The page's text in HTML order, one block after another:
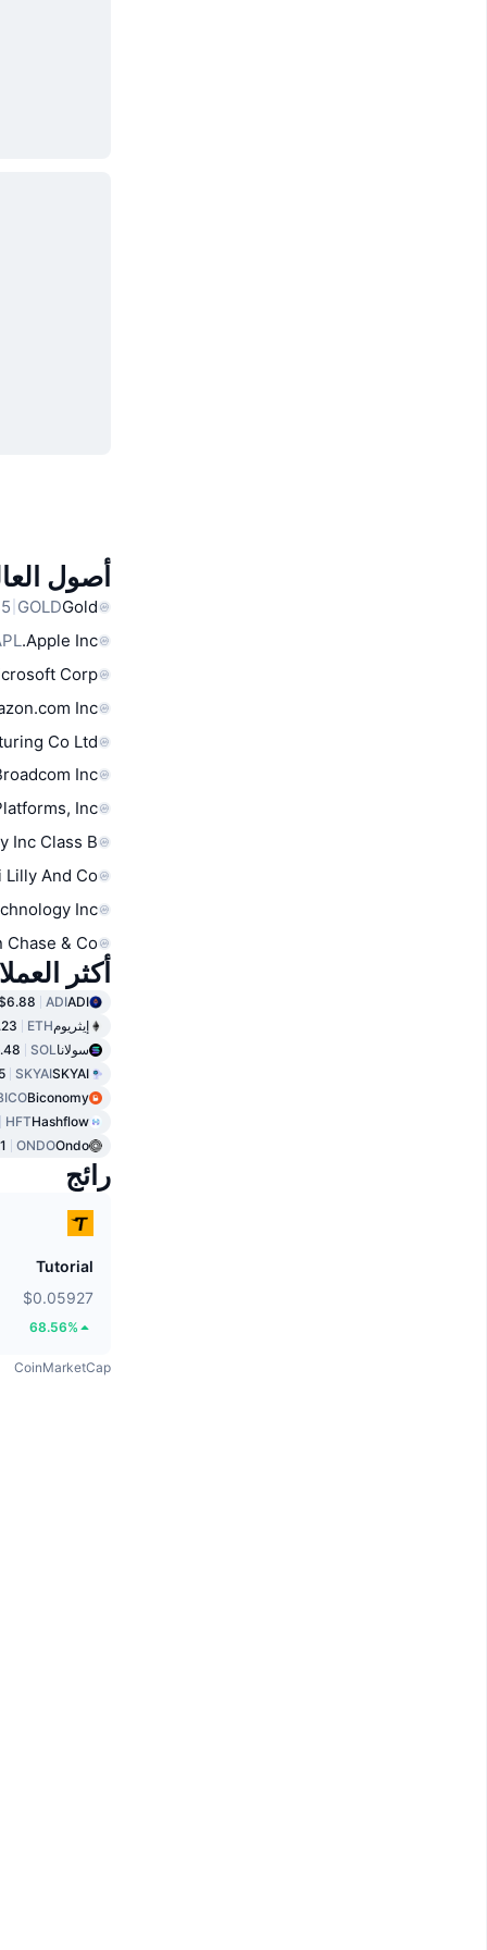
أصول
Gold
GOLD
Apple Inc.
Corp
Inc
Co Ltd
Inc
Inc.
Inc Class B
Lilly And Co
Inc
Chase & Co
أكثر
ADI
ADI
إيثريومETH
سولانا SOL
SKYAI
SKYAI
Biconomy
Hashflow
HFT
Ondo
ONDO
رائج
Tutorial
$0.05927
68.56%
CoinMarketCap